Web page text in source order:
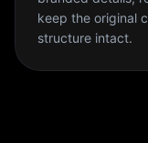
keep the original
structure intact.